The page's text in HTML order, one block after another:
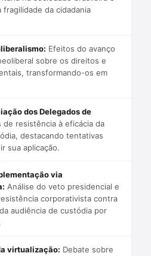
fragilidade da cidadania
Efeitos do avanço
sobre os direitos e
transformando-os em
dos Delegados de
de resistência à eficácia da
destacando tentativas
sua aplicação.
via
Análise do veto presidencial e
corporativista contra
audiência de custódia por
virtualização: Debate sobre